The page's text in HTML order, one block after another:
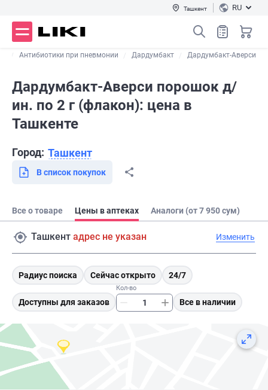
Ташкент RU
Антибиотики при пневмонии Дардумбакт Дардумбакт-Аверси
Дардумбакт-Аверси порошок д/
ин. по 2 г (флакон): цена в
Ташкенте
Город: Ташкент
В список покупок
Все о товаре Цены в аптеках Аналоги (от 7 950 сум)
Ташкент адрес не указан Изменить
Радиус поиска Сейчас открыто 24/7
Доступны для заказов
Кол-во
Все в наличии